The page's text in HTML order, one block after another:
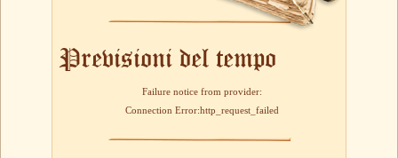
Previsioni del tempo
Failure notice from provider:
Connection Error:http_request_failed